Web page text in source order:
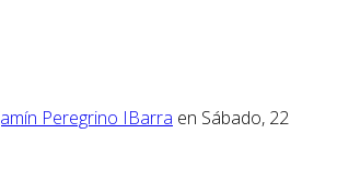
Peregrino IBarra en Sábado, 22